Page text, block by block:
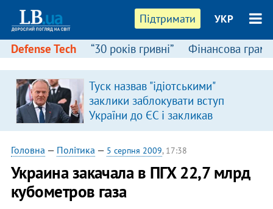
Підтримати УКР
Defense Tech “30 років гривні” Фінансова
Туск назвав "ідіотськими"
заклики заблокувати вступ
України до ЄС і закликав
припинити антиукраїнську
риторику
Головна — Політика — 5 серпня 2009, 17:38
Украина закачала в ПГХ 22,7 млрд
кубометров газа